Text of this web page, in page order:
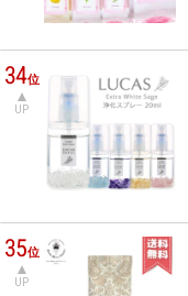
34位
UP
35位
UP